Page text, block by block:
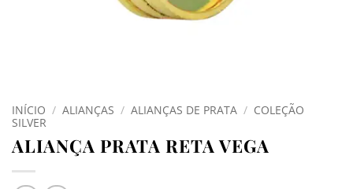
INÍCIO / ALIANÇAS / ALIANÇAS DE PRATA / COLEÇÃO
SILVER
ALIANÇA PRATA RETA VEGA